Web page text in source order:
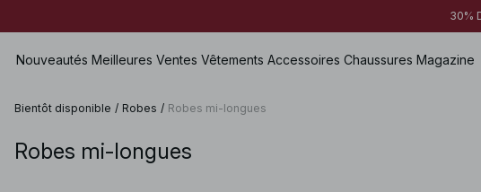
30%
Nouveautés Meilleures Ventes Vêtements Accessoires Chaussures Magazine
Voir tout
Voir tout
Voir tout
Bientôt disponible / Robes / Robes mi-longues
Robes mi-longues